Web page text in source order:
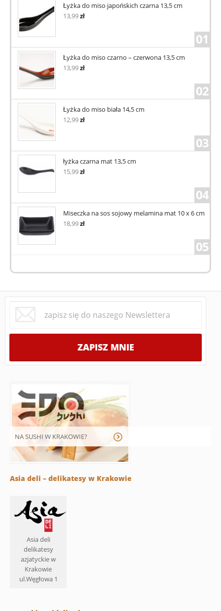
Łyżka do miso japońskich czarna 13,5 cm
13,99zł
01
Łyżka do miso czarno – czerwona 13,5 cm
13,99zł
02
Łyżka do miso biała 14,5 cm
12,99zł
03
łyżka czarna mat 13,5 cm
15,99zł
04
Miseczka na sos sojowy melamina mat 10 x 6 cm
18,99zł
05
NA SUSHI W KRAKOWIE?
Asia deli – delikatesy w Krakowie
Asia deli
delikatesy
azjatyckie w
Krakowie
ul.Węgłowa 1